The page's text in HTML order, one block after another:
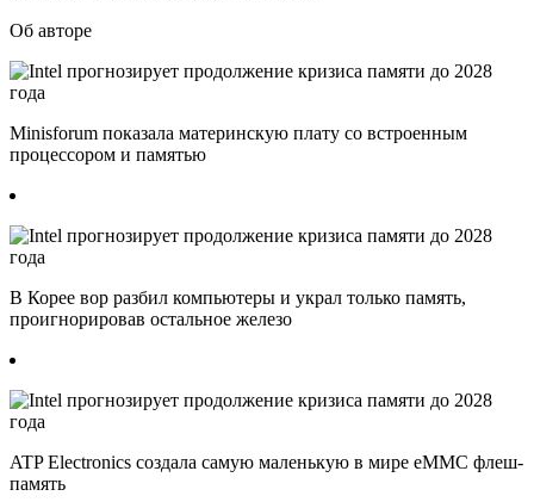
Об авторе
Minisforum показала материнскую плату со встроенным
процессором и памятью
В Корее вор разбил компьютеры и украл только память,
проигнорировав остальное железо
ATP Electronics создала самую маленькую в мире eMMC флеш-
память